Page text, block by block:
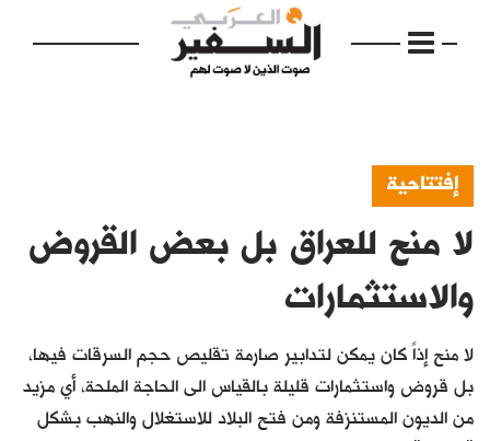
الرئيسية
مواضيع
فكرة
دفاتر
إفتتاحية
لا منح للعراق بل بعض القروض
والاستثمارات
لا منح إذاً كان يمكن لتدابير صارمة تقليص حجم السرقات فيها،
بل قروض واستثمارات قليلة بالقياس الى الحاجة الملحة، أي مزيد
من الديون المستنزفة ومن فتح البلاد للاستغلال والنهب بشكل